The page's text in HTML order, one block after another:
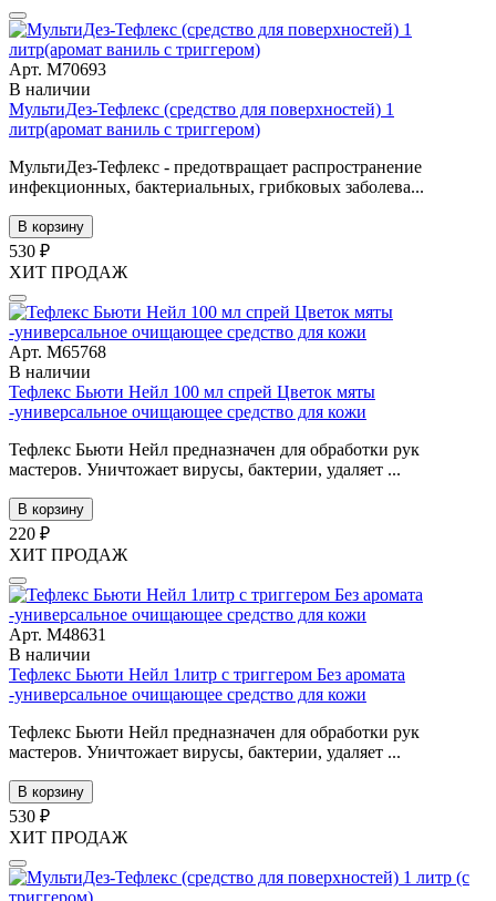
Арт. М70693
В наличии
МультиДез-Тефлекс (средство для поверхностей) 1
литр(аромат ваниль с триггером)
МультиДез-Тефлекс - предотвращает распространение
инфекционных, бактериальных, грибковых заболева...
В корзину
530 ₽
ХИТ ПРОДАЖ
Арт. М65768
В наличии
Тефлекс Бьюти Нейл 100 мл спрей Цветок мяты
-универсальное очищающее средство для кожи
Тефлекс Бьюти Нейл предназначен для обработки рук
мастеров. Уничтожает вирусы, бактерии, удаляет ...
В корзину
220 ₽
ХИТ ПРОДАЖ
Арт. М48631
В наличии
Тефлекс Бьюти Нейл 1литр с триггером Без аромата
-универсальное очищающее средство для кожи
Тефлекс Бьюти Нейл предназначен для обработки рук
мастеров. Уничтожает вирусы, бактерии, удаляет ...
В корзину
530 ₽
ХИТ ПРОДАЖ